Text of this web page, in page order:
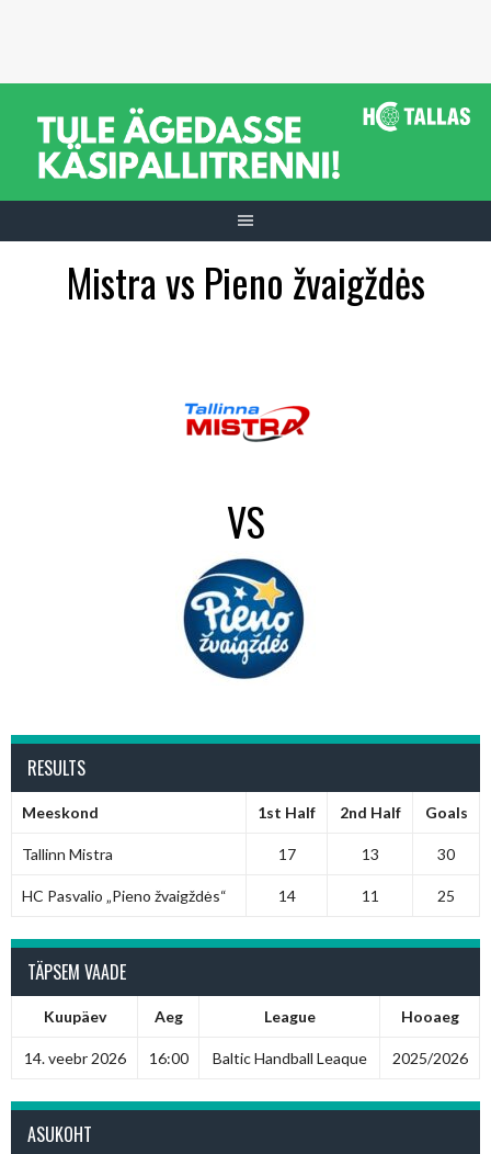
Mistra vs Pieno žvaigždės
VS
RESULTS
Meeskond 1st Half 2nd Half Goals
Tallinn Mistra 17 13 30
HC Pasvalio „Pieno žvaigždės“ 14 11 25
TÄPSEM VAADE
Kuupäev Aeg League Hooaeg
14. veebr 2026 16:00 Baltic Handball Leaque 2025/2026
ASUKOHT